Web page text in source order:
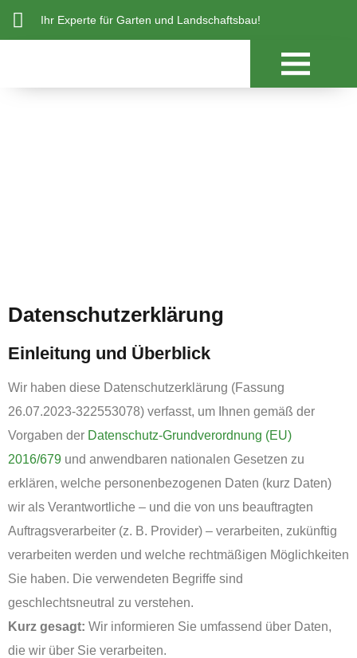
Ihr Experte für Garten und Landschaftsbau!
Datenschutzerklärung
Einleitung und Überblick
26.07.2023-322553078) verfasst, um Ihnen gemäß der
Vorgaben der Datenschutz-Grundverordnung (EU)
2016/679 und anwendbaren nationalen Gesetzen zu
erklären, welche personenbezogenen Daten (kurz Daten)
wir als Verantwortliche – und die von uns beauftragten
Auftragsverarbeiter (z. B. Provider) – verarbeiten, zukünftig
verarbeiten werden und welche rechtmäßigen Möglichkeiten
Sie haben. Die verwendeten Begriffe sind
geschlechtsneutral zu verstehen.
Kurz gesagt: Wir informieren Sie umfassend über Daten,
die wir über Sie verarbeiten.